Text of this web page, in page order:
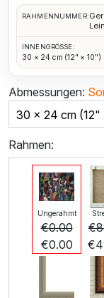
RAHMENNUMMER:
INNENGRÖSSE:
30 × 24 cm (12" × 10")
Abmessungen:
30 x 24 cm
Rahmen:
Ungerahmt
€0.00
€0.00
€
€